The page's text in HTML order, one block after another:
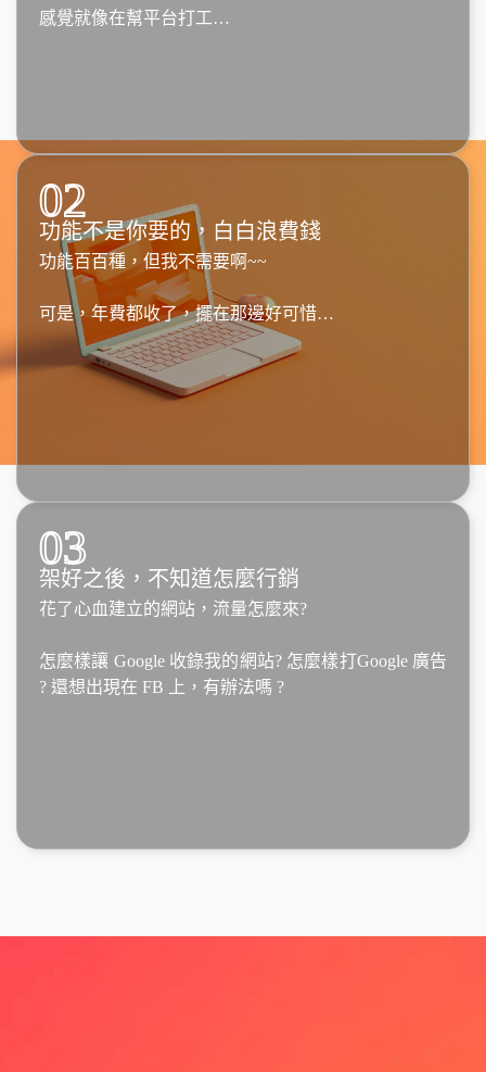
感覺就像在幫平台打工…
02
功能不是你要的，白白浪費錢
功能百百種，但我不需要啊~~
可是，年費都收了，擺在那邊好可惜…
03
架好之後，不知道怎麼行銷
花了心血建立的網站，流量怎麼來?
怎麼樣讓 Google 收錄我的網站? 怎麼樣打Google 廣告
? 還想出現在 FB 上，有辦法嗎 ?